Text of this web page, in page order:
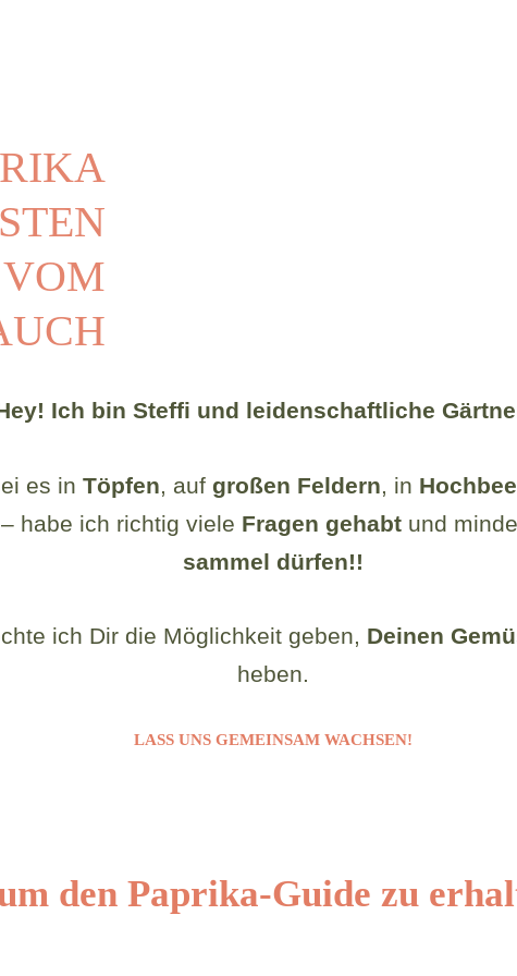
Ich bin Steffi und leidenschaftliche
es in Töpfen, auf großen Feldern, in
– habe ich richtig viele Fragen gehabtund
sammel dürfen!!
ich Dir die Möglichkeit geben, Deinen
heben.
LASS UNS GEMEINSAM WACHSEN!
den Paprika-Guide zu